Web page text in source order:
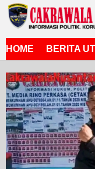
Lewati
ke
HOME
BERITA